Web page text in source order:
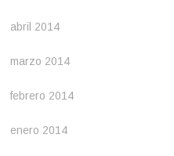
abril 2014
marzo 2014
febrero 2014
enero 2014